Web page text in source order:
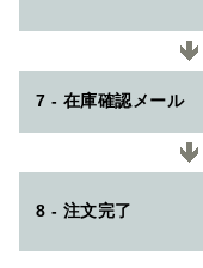
7 - 在庫確認メール
8 - 注文完了